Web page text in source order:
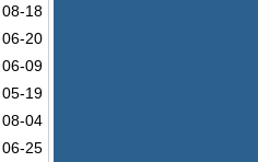
08-18
06-20
06-09
05-19
08-04
06-25